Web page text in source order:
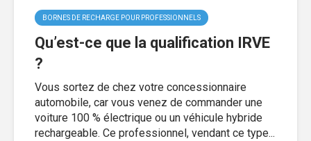
BORNES DE RECHARGE POUR PROFESSIONNELS
Qu’est-ce que la qualification IRVE
?
Vous sortez de chez votre concessionnaire
automobile, car vous venez de commander une
voiture 100 % électrique ou un véhicule hybride
rechargeable. Ce professionnel, vendant ce type...